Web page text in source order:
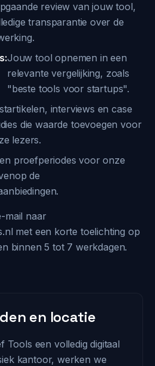
review van jouw tool,
transparantie over de
Jouw tool opnemen in een
relevante vergelijking, zoals
"beste tools voor startups".
interviews en case
die waarde toevoegen voor
lezers.
proefperiodes voor onze
de
mail naar
met een korte toelichting op
binnen 5 tot 7 werkdagen.
en locatie
Tools een volledig digitaal
kantoor, werken we